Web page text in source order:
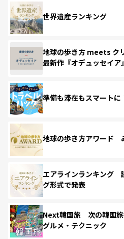
世界遺産ランキング
地球の歩き方 meets ク
最新作『オデュッセイア』
準備も滞在もスマート
地球の歩き方アワード
エアラインランキング
グ形式で発表
Next韓国旅 次の韓国旅
グルメ・テクニック